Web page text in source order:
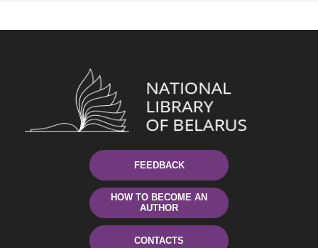
FEEDBACK
HOW TO BECOME AN
AUTHOR
CONTACTS